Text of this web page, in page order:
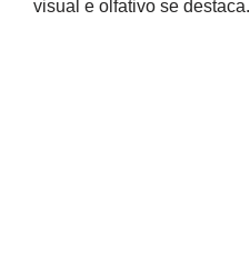
visual e olfativo se destaca.